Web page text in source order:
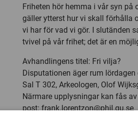
Friheten hör hemma i vår syn på
gäller ytterst hur vi skall förhålla
vi har för vad vi gör. I slutänden
tvivel på vår frihet; det är en
Avhandlingens titel: Fri vilja?
Disputationen äger rum
Sal T 302, Arkeologen, Olof
Närmare upplysningar kan fås
post:frank.lorentzon@phil.gu.se